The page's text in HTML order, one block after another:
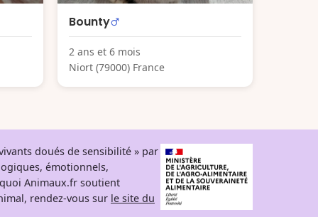
Bounty
2 ans et 6 mois
Niort (79000) France
doués de sensibilité » par
émotionnels,
Animaux.fr soutient
rendez-vous sur le site du